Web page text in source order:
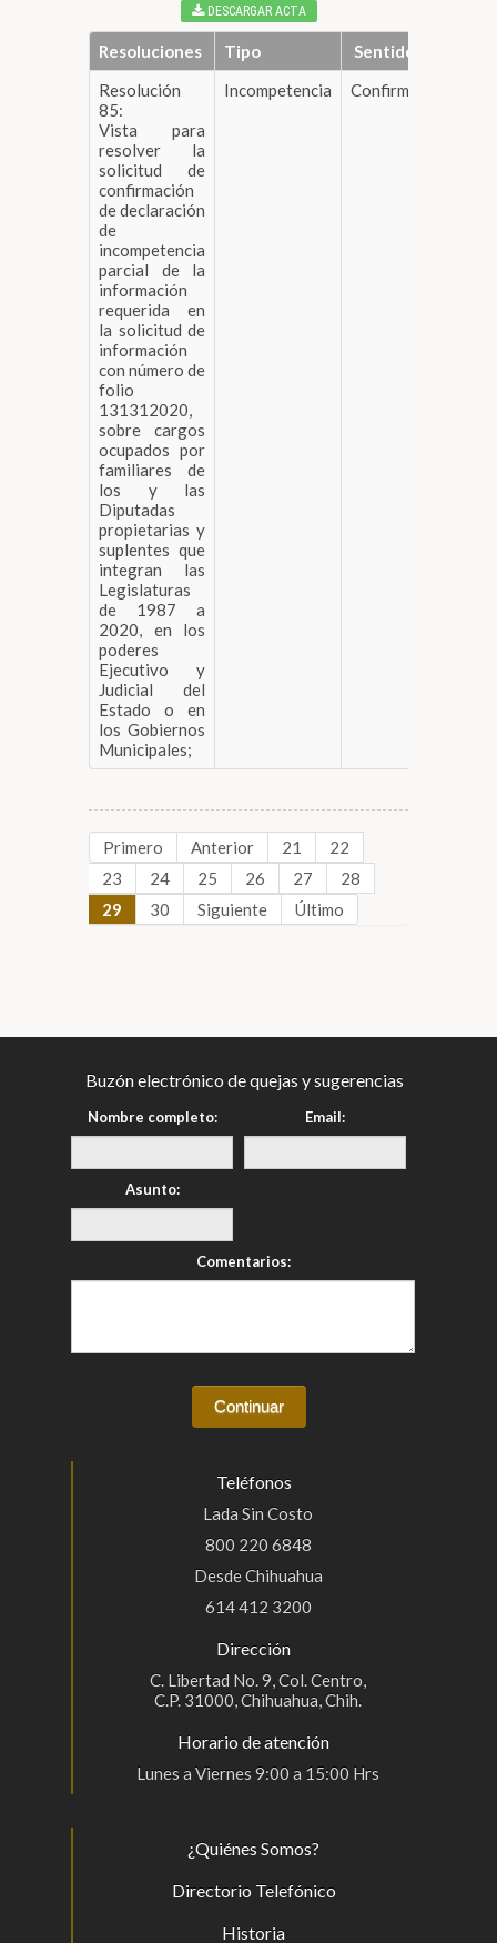
DESCARGAR ACTA
Resoluciones Tipo
Sentido
Resolución
85:
Vista para
resolver la
solicitud de
confirmación
de declaración
de
incompetencia
parcial de la
información
requerida en
la solicitud de
información
con número de
folio
131312020,
sobre cargos
ocupados por
familiares de
los y las
Diputadas
propietarias y
suplentes que
integran las
Legislaturas
de 1987 a
2020, en los
poderes
Ejecutivo y
Judicial del
Estado o en
los Gobiernos
Municipales;
Incompetencia Confirma
Primero Anterior 21
22
23
24 25 26 27
28
29
30 Siguiente Último
Buzón electrónico de quejas y sugerencias
Nombre completo: Email:
Asunto:
Comentarios:
Teléfonos
Lada Sin Costo
800 220 6848
Desde Chihuahua
614 412 3200
Dirección
C. Libertad No. 9, Col. Centro,
C.P. 31000, Chihuahua, Chih.
Horario de atención
Lunes a Viernes 9:00 a 15:00 Hrs
¿Quiénes Somos?
Directorio Telefónico
Historia